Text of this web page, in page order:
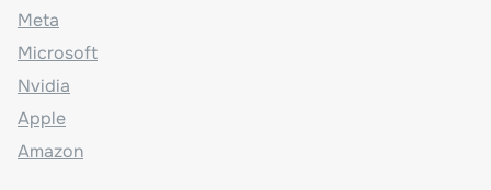
Meta
Microsoft
Nvidia
Apple
Amazon